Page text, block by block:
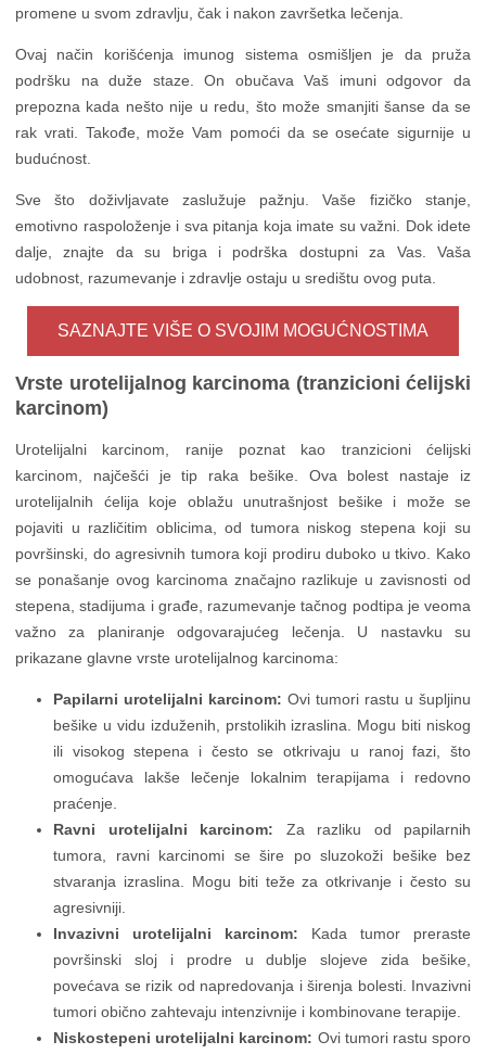
promene u svom zdravlju, čak i nakon završetka lečenja.
Ovaj način korišćenja imunog sistema osmišljen je da pruža
podršku na duže staze. On obučava Vaš imuni odgovor da
prepozna kada nešto nije u redu, što može smanjiti šanse da se
rak vrati. Takođe, može Vam pomoći da se osećate sigurnije u
budućnost.
Sve što doživljavate zaslužuje pažnju. Vaše fizičko stanje,
emotivno raspoloženje i sva pitanja koja imate su važni. Dok idete
dalje, znajte da su briga i podrška dostupni za Vas. Vaša
udobnost, razumevanje i zdravlje ostaju u središtu ovog puta.
SAZNAJTE VIŠE O SVOJIM MOGUĆNOSTIMA
Vrste urotelijalnog karcinoma (tranzicioni ćelijski
karcinom)
Urotelijalni karcinom, ranije poznat kao tranzicioni ćelijski
karcinom, najčešći je tip raka bešike. Ova bolest nastaje iz
urotelijalnih ćelija koje oblažu unutrašnjost bešike i može se
pojaviti u različitim oblicima, od tumora niskog stepena koji su
površinski, do agresivnih tumora koji prodiru duboko u tkivo. Kako
se ponašanje ovog karcinoma značajno razlikuje u zavisnosti od
stepena, stadijuma i građe, razumevanje tačnog podtipa je veoma
važno za planiranje odgovarajućeg lečenja. U nastavku su
prikazane glavne vrste urotelijalnog karcinoma:
Papilarni urotelijalni karcinom: Ovi tumori rastu u šupljinu
bešike u vidu izduženih, prstolikih izraslina. Mogu biti niskog
ili visokog stepena i često se otkrivaju u ranoj fazi, što
omogućava lakše lečenje lokalnim terapijama i redovno
praćenje.
Ravni urotelijalni karcinom: Za razliku od papilarnih
tumora, ravni karcinomi se šire po sluzokoži bešike bez
stvaranja izraslina. Mogu biti teže za otkrivanje i često su
agresivniji.
Invazivni urotelijalni karcinom: Kada tumor preraste
površinski sloj i prodre u dublje slojeve zida bešike,
povećava se rizik od napredovanja i širenja bolesti. Invazivni
tumori obično zahtevaju intenzivnije i kombinovane terapije.
Niskostepeni urotelijalni karcinom: Ovi tumori rastu sporo